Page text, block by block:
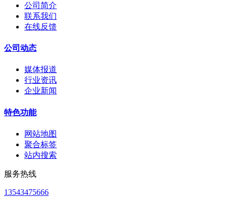
公司简介
联系我们
在线反馈
公司动态
媒体报道
行业资讯
企业新闻
特色功能
网站地图
聚合标签
站内搜索
服务热线
13543475666